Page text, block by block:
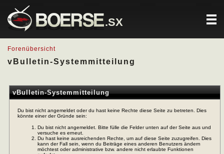
.SX
Forenübersicht
vBulletin-Systemmitteilung
vBulletin-Systemmitteilung
Du bist nicht angemeldet oder du hast keine Rechte diese Seite zu betreten. Dies
könnte einer der Gründe sein:
Du bist nicht angemeldet. Bitte fülle die Felder unten auf der Seite aus und
versuche es erneut.
Du hast keine ausreichenden Rechte, um auf diese Seite zuzugreifen. Dies
kann der Fall sein, wenn du Beiträge eines anderen Benutzers ändern
möchtest oder administrative bzw. andere nicht erlaubte Funktionen